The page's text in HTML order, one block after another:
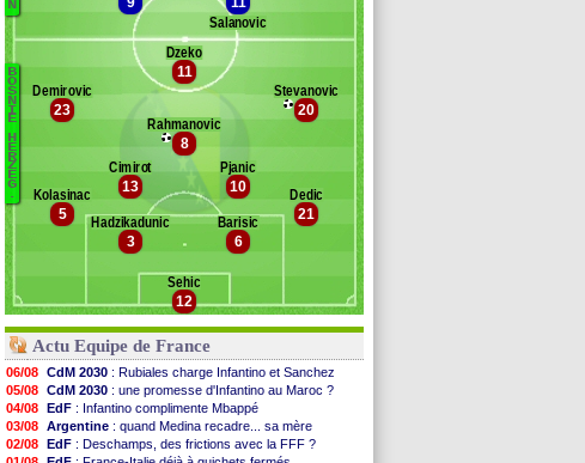
N
Banc des remplaçants Bosnie Herzeg.
Gojkovic
Gazibegovic
Varesanovic
Menalo
Prevljak
Piric
B
O
S
N
I
E
H
E
R
Z
E
G
.
Salanovic
12
Sehic
6
Barisic
3
Hadzikadunic 21
Dedic
5
Kolasinac 10
Pjanic
13
Cimirot
8
Rahmanovic
20
Stevanovic
23
Demirovic
11
Dzeko
Actu Equipe de France
06/08 CdM 2030 : Rubiales charge Infantino et Sanchez
05/08 CdM 2030 : une promesse d'Infantino au Maroc ?
04/08 EdF : Infantino complimente Mbappé
03/08 Argentine : quand Medina recadre... sa mère
02/08 EdF : Deschamps, des frictions avec la FFF ?